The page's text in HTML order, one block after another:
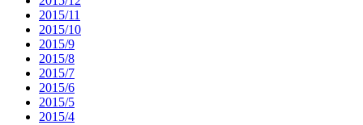
2015/11
2015/10
2015/9
2015/8
2015/7
2015/6
2015/5
2015/4